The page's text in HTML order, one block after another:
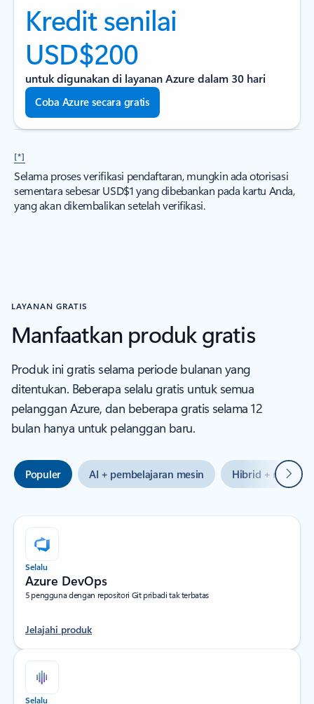
Kredit senilai
USD$200
untuk digunakan di layanan Azure dalam 30 hari
Coba Azure secara gratis
[*]
Selama proses verifikasi pendaftaran, mungkin ada otorisasi
sementara sebesar USD$1 yang dibebankan pada kartu Anda,
yang akan dikembalikan setelah verifikasi.
LAYANAN GRATIS
Manfaatkan produk gratis
Produk ini gratis selama periode bulanan yang
ditentukan. Beberapa selalu gratis untuk semua
pelanggan Azure, dan beberapa gratis selama 12
bulan hanya untuk pelanggan baru.
Populer AI + pembelajaran mesin Hibrid +
Selalu
Azure DevOps
5 pengguna dengan repositori Git pribadi tak terbatas
Jelajahi produk
Selalu